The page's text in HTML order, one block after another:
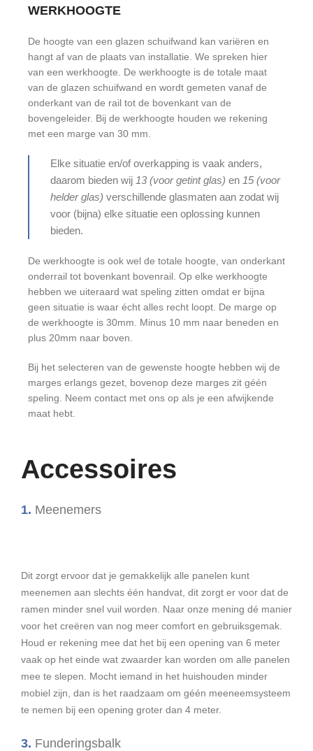
WERKHOOGTE
De hoogte van een glazen schuifwand kan variëren en
hangt af van de plaats van installatie. We spreken hier
van een werkhoogte. De werkhoogte is de totale maat
van de glazen schuifwand en wordt gemeten vanaf de
onderkant van de rail tot de bovenkant van de
bovengeleider. Bij de werkhoogte houden we rekening
met een marge van 30 mm.
Elke situatie en/of overkapping is vaak anders,
daarom bieden wij 13 (voor getint glas) en 15 (voor
helder glas) verschillende glasmaten aan zodat wij
voor (bijna) elke situatie een oplossing kunnen
bieden.
De werkhoogte is ook wel de totale hoogte, van onderkant
onderrail tot bovenkant bovenrail. Op elke werkhoogte
hebben we uiteraard wat speling zitten omdat er bijna
geen situatie is waar écht alles recht loopt. De marge op
de werkhoogte is 30mm. Minus 10 mm naar beneden en
plus 20mm naar boven.
Bij het selecteren van de gewenste hoogte hebben wij de
marges erlangs gezet, bovenop deze marges zit géén
speling. Neem contact met ons op als je een afwijkende
maat hebt.
Accessoires
1. Meenemers
Dit zorgt ervoor dat je gemakkelijk alle panelen kunt
meenemen aan slechts één handvat, dit zorgt er voor dat de
ramen minder snel vuil worden. Naar onze mening dé manier
voor het creëren van nog meer comfort en gebruiksgemak.
Houd er rekening mee dat het bij een opening van 6 meter
vaak op het einde wat zwaarder kan worden om alle panelen
mee te slepen. Mocht iemand in het huishouden minder
mobiel zijn, dan is het raadzaam om géén meeneemsysteem
te nemen bij een opening groter dan 4 meter.
3. Funderingsbalk